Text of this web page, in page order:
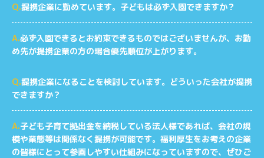
Q.提携企業に勤めています。子どもは必ず入園できますか？
A.必ず入園できるとお約束できるものではございませんが、お勤
め先が提携企業の方の場合優先順位が上がります。
Q.提携企業になることを検討しています。どういった会社が提携
できますか？
A.子ども子育て拠出金を納税している法人様であれば、会社の規
模や業態等は関係なく提携が可能です。福利厚生をお考えの企業
の皆様にとって参画しやすい仕組みになっていますので、ぜひご